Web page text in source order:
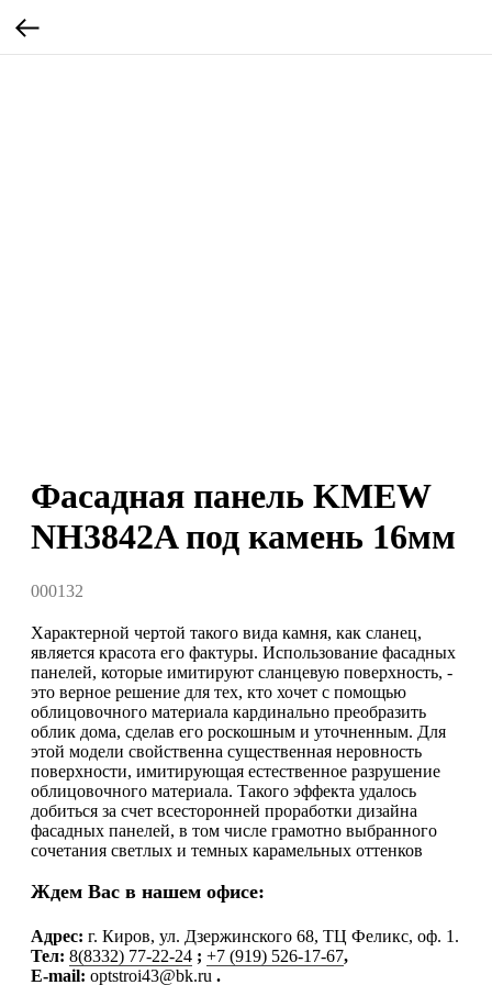
Фасадная панель KMEW
NH3842A под камень 16мм
000132
Характерной чертой такого вида камня, как сланец,
является красота его фактуры. Использование фасадных
панелей, которые имитируют сланцевую поверхность, -
это верное решение для тех, кто хочет с помощью
облицовочного материала кардинально преобразить
облик дома, сделав его роскошным и уточненным. Для
этой модели свойственна существенная неровность
поверхности, имитирующая естественное разрушение
облицовочного материала. Такого эффекта удалось
добиться за счет всесторонней проработки дизайна
фасадных панелей, в том числе грамотно выбранного
сочетания светлых и темных карамельных оттенков
Ждем Вас в нашем офисе:
Адрес: г. Киров, ул. Дзержинского 68, ТЦ Феликс, оф. 1.
Тел: 8(8332) 77-22-24 ; +7 (919) 526-17-67,
E-mail: optstroi43@bk.ru .